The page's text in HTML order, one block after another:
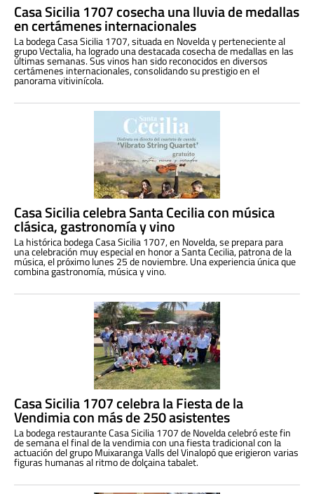
Casa Sicilia 1707 cosecha una lluvia de medallas
en certámenes internacionales
La bodega Casa Sicilia 1707, situada en Novelda y perteneciente al
grupo Vectalia, ha logrado una destacada cosecha de medallas en las
últimas semanas. Sus vinos han sido reconocidos en diversos
certámenes internacionales, consolidando su prestigio en el
panorama vitivinícola.
Casa Sicilia celebra Santa Cecilia con música
clásica, gastronomía y vino
La histórica bodega Casa Sicilia 1707, en Novelda, se prepara para
una celebración muy especial en honor a Santa Cecilia, patrona de la
música, el próximo lunes 25 de noviembre. Una experiencia única que
combina gastronomía, música y vino.
Casa Sicilia 1707 celebra la Fiesta de la
Vendimia con más de 250 asistentes
La bodega restaurante Casa Sicilia 1707 de Novelda celebró este fin
de semana el final de la vendimia con una fiesta tradicional con la
actuación del grupo Muixaranga Valls del Vinalopó que erigieron varias
figuras humanas al ritmo de dolçaina tabalet.